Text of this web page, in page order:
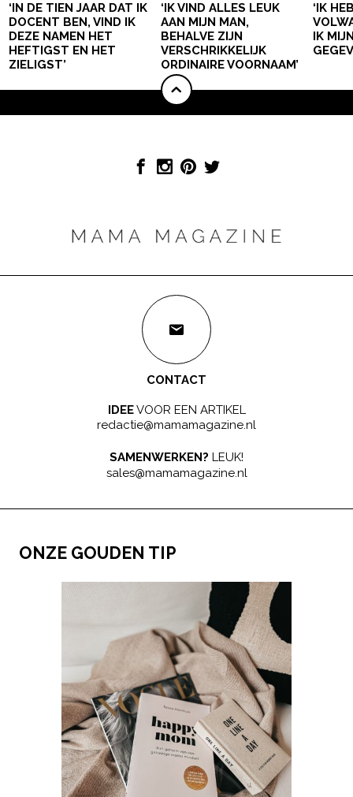
‘IN DE TIEN JAAR DAT IK
DOCENT BEN, VIND IK
DEZE NAMEN HET
HEFTIGST EN HET
ZIELIGST’
‘IK VIND ALLES LEUK
AAN MIJN MAN,
BEHALVE ZIJN
VERSCHRIKKELIJK
ORDINAIRE VOORNAAM’
‘IK
IK
CONTACT
IDEEVOOR EEN ARTIKEL
redactie@mamamagazine.nl
SAMENWERKEN? LEUK!
sales@mamamagazine.nl
ONZE GOUDEN TIP